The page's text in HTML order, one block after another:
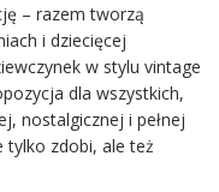
– razem tworzą
i dziecięcej
w stylu vintage
dla wszystkich,
nostalgicznej i pełnej
tylko zdobi, ale też